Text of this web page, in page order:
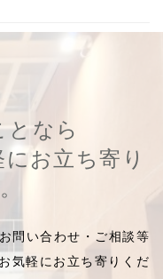
となら
お立ち寄り
問い合わせ・ご相談等
気軽にお立ち寄りくだ